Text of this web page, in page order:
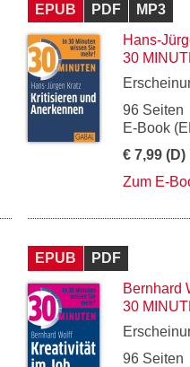
EPUB PDF
MP3
Hans-
30
96 Seiten
E-Book
€ 7,99 (D)
Zum E-
EPUB
PDF
Bernhard
30
96 Seiten